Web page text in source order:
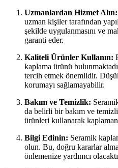
Uzmanlardan Hizmet Alın:
uzman kişiler tarafından
şekilde uygulanmasını ve
garanti eder.
Kaliteli Ürünler Kullanın:
kaplama ürünü
tercih etmek önemlidir.
korumayı sağlamayabilir.
Bakım ve Temizlik:
da belirli bir bakım ve
ürünleri kullanarak
Bilgi Edinin: Seramik
olun. Bu, doğru kararlar
önlemenize yardımcı